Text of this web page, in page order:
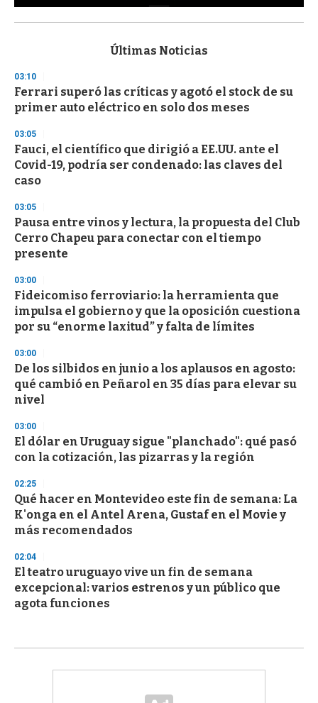
s
d
s
o
f
3
s
e
c
o
d
s
Últimas Noticias
03:10
Ferrari superó las críticas y agotó el stock de su
primer auto eléctrico en solo dos meses
03:05
Fauci, el científico que dirigió a EE.UU. ante el
Covid-19, podría ser condenado: las claves del
caso
03:05
Pausa entre vinos y lectura, la propuesta del Club
Cerro Chapeu para conectar con el tiempo
presente
03:00
Fideicomiso ferroviario: la herramienta que
impulsa el gobierno y que la oposición cuestiona
por su “enorme laxitud” y falta de límites
03:00
De los silbidos en junio a los aplausos en agosto:
qué cambió en Peñarol en 35 días para elevar su
nivel
03:00
El dólar en Uruguay sigue "planchado": qué pasó
con la cotización, las pizarras y la región
02:25
Qué hacer en Montevideo este fin de semana: La
K'onga en el Antel Arena, Gustaf en el Movie y
más recomendados
02:04
El teatro uruguayo vive un fin de semana
excepcional: varios estrenos y un público que
agota funciones